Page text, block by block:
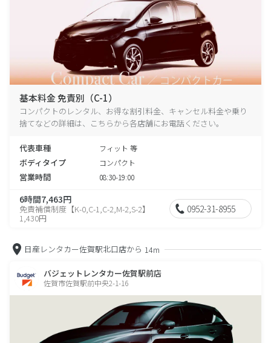
基本料金 免責別（C-1）
コンパクトのレンタル、お得な割引料金、キャンセル料金や乗り
捨てなどの詳細は、こちらから各店舗にお電話ください。
代表車種 フィット 等
ボディタイプ コンパクト
営業時間 08:30-19:00
6時間7,463円
免責補償制度【K-0,C-1,C-2,M-2,S-2】
1,430円
0952-31-8955
日産レンタカー佐賀駅北口店から 14m
バジェットレンタカー佐賀駅前店
佐賀市佐賀駅前中央2-1-16